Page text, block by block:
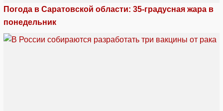
Погода в Саратовской области: 35-градусная жара в
понедельник